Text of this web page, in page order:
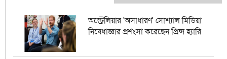
অস্ট্রেলিয়ার 'অসাধারণ' সোশ্যাল মিডিয়া
নিষেধাজ্ঞার প্রশংসা করেছেন প্রিন্স হ্যারি